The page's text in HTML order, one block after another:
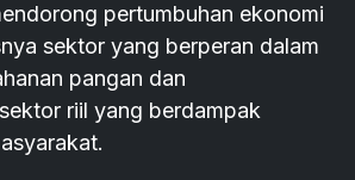
pertumbuhan ekonomi
sektor yang berperan dalam
pangan dan
riil yang berdampak